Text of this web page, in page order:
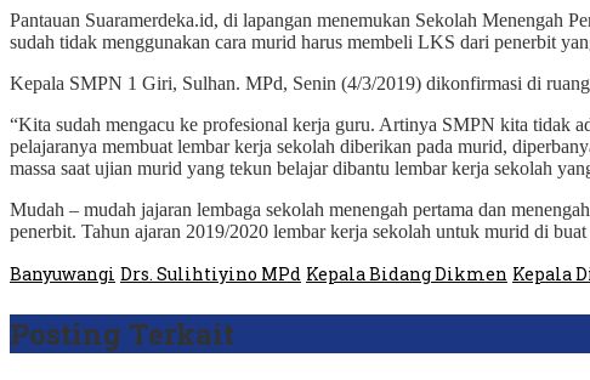
Pantauan Suaramerdeka.id, di lapangan menemukan Sekolah Menengah
sudah tidak menggunakan cara murid harus membeli LKS dari penerbit
Kepala SMPN 1 Giri, Sulhan. MPd, Senin (4/3/2019) dikonfirmasi di
“Kita sudah mengacu ke profesional kerja guru. Artinya SMPN kita tidak
pelajaranya membuat lembar kerja sekolah diberikan pada murid,
massa saat ujian murid yang tekun belajar dibantu lembar kerja sekolah
Mudah – mudah jajaran lembaga sekolah menengah pertama dan
penerbit. Tahun ajaran 2019/2020 lembar kerja sekolah untuk murid di
Banyuwangi Drs. Sulihtiyino MPd Kepala Bidang Dikmen Kepala
Posting Terkait